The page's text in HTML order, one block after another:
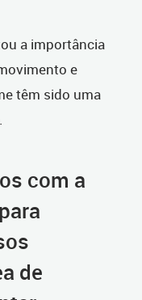
a importância
e
têm sido uma
com a
de